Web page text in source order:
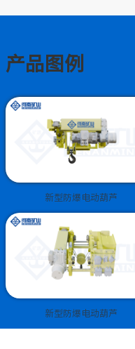
产品图例
新型防爆电动葫芦
新型防爆电动葫芦